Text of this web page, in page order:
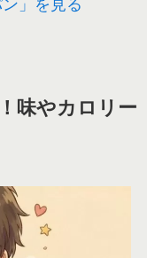
」を見る
味やカロリー